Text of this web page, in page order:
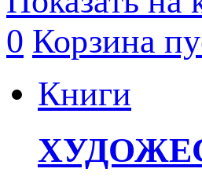
0 Корзина
Книги